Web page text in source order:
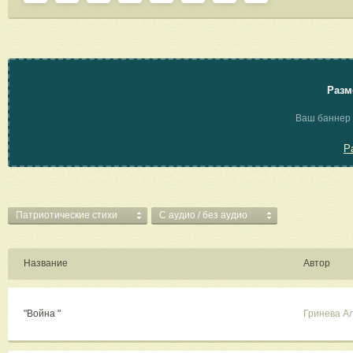
Ваш баннер
Патриотические стихи C аудио / без аудио
Название Автор
"Война " Гринева